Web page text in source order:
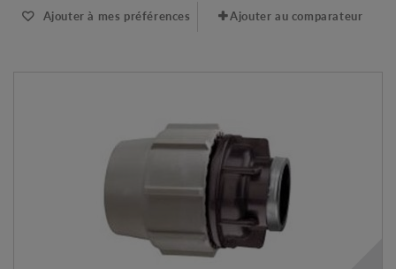
Ajouter à mes préférences Ajouter au comparateur